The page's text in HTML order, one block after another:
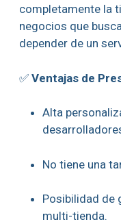
completamente la
negocios que
depender de un
✅ Ventajas de
Alta
No tiene una
Posibilidad de
multi-tienda.